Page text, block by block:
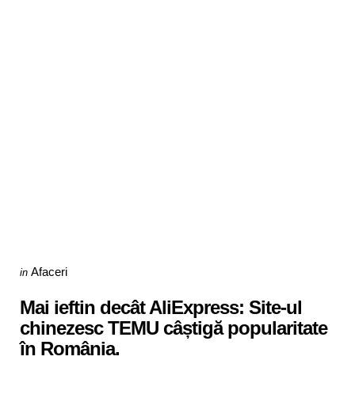
Categories
Posted
in Afaceri
Mai ieftin decât AliExpress: Site-ul
chinezesc TEMU câștigă popularitate
în România.